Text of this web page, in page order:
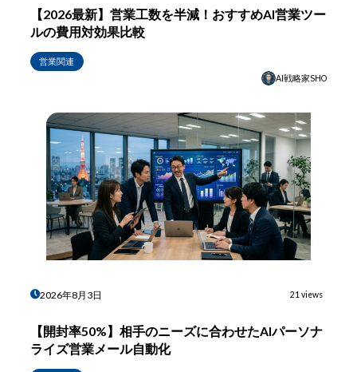
【2026最新】営業工数を半減！おすすめAI営業ツー
ルの費用対効果比較
営業関連
AI戦略家SHO
2026年8月3日 21 views
【開封率50%】相手のニーズに合わせたAIパーソナ
ライズ営業メール自動化